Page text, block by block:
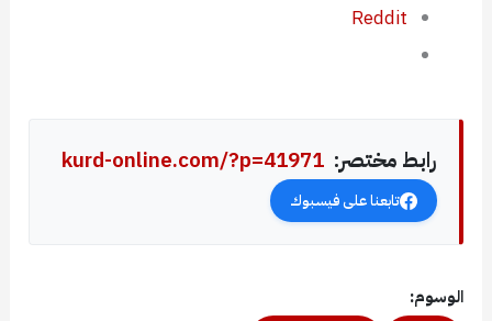
Reddit
رابط مختصر: kurd-online.com/?p=41971
تابعنا على فيسبوك
الوسوم: